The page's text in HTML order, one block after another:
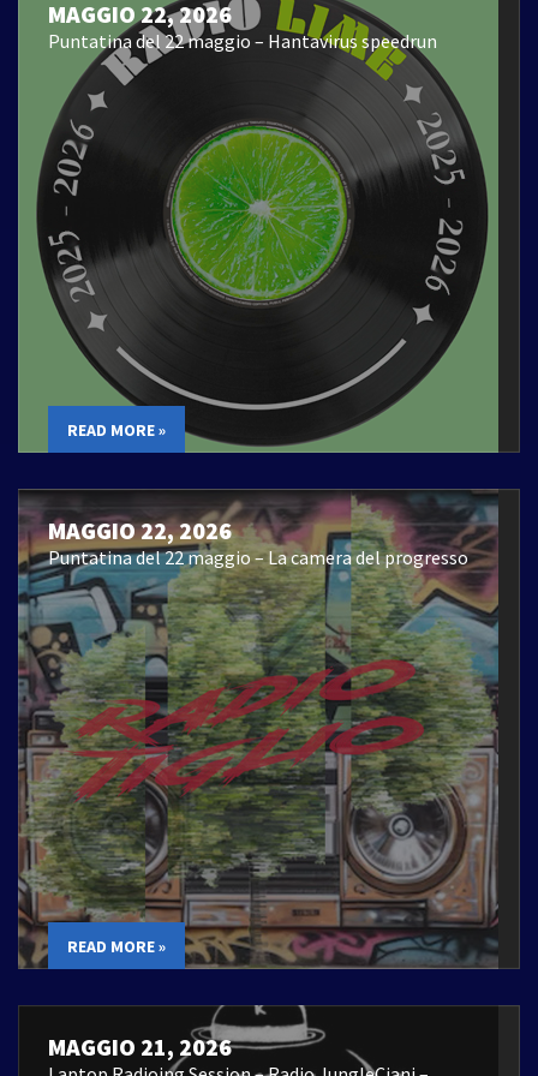
MAGGIO 22, 2026
Puntatina del 22 maggio – Hantavirus speedrun
READ MORE »
MAGGIO 22, 2026
Puntatina del 22 maggio – La camera del progresso
READ MORE »
MAGGIO 21, 2026